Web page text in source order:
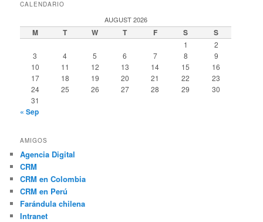
CALENDARIO
AUGUST 2026
M T W T F S S
1
2
3
4 5 6 7 8
9
10
11 12 13 14 15
16
17
18 19 20 21 22
23
24
25 26 27 28 29
30
31
« Sep
AMIGOS
Agencia Digital
CRM
CRM en Colombia
CRM en Perú
Farándula chilena
Intranet